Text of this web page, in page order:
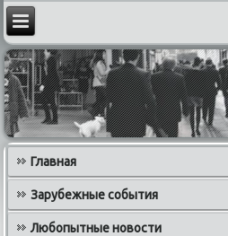
Главная
Зарубежные события
Любопытные новости